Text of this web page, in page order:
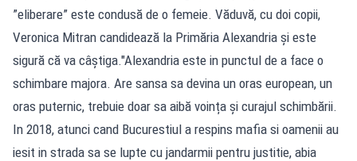
”eliberare” este condusă de o femeie. Văduvă, cu doi copii,
Veronica Mitran candidează la Primăria Alexandria și este
sigură că va câștiga."Alexandria este in punctul de a face o
schimbare majora. Are sansa sa devina un oras european, un
oras puternic, trebuie doar sa aibă voința și curajul schimbării.
In 2018, atunci cand Bucurestiul a respins mafia si oamenii au
iesit in strada sa se lupte cu jandarmii pentru justitie, abia